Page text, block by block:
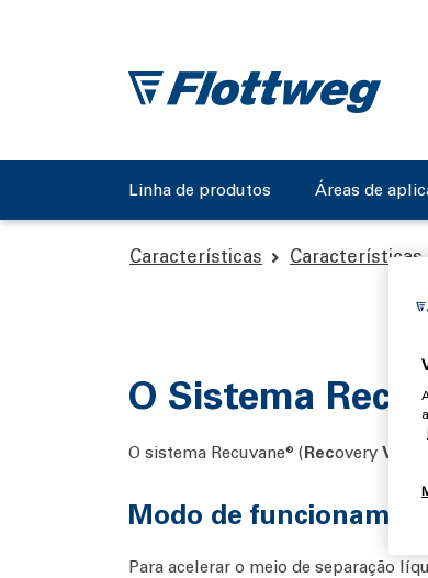
Linha de produtos Áreas de
Características
O Sistema
O sistema Recuvane® (Recovery Vane
Modo de
Para acelerar o meio de separação